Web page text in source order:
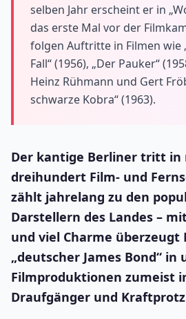
selben Jahr erscheint er in
das erste Mal vor der
folgen Auftritte in Filmen wie
Fall“ (1956), „Der Pauker“
Heinz Rühmann und Gert
schwarze Kobra“ (1963).
Der kantige Berliner tritt in
dreihundert Film- und
zählt jahrelang zu den
Darstellern des Landes –
und viel Charme überzeugt
„deutscher James Bond“ in
Filmproduktionen zumeist
Draufgänger und Kraftprotz